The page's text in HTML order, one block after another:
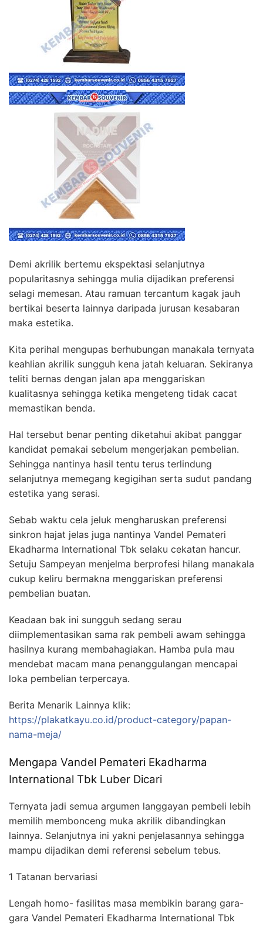
Demi akrilik bertemu ekspektasi selanjutnya
popularitasnya sehingga mulia dijadikan preferensi
selagi memesan. Atau ramuan tercantum kagak jauh
bertikai beserta lainnya daripada jurusan kesabaran
maka estetika.
Kita perihal mengupas berhubungan manakala ternyata
keahlian akrilik sungguh kena jatah keluaran. Sekiranya
teliti bernas dengan jalan apa menggariskan
kualitasnya sehingga ketika mengeteng tidak cacat
memastikan benda.
Hal tersebut benar penting diketahui akibat panggar
kandidat pemakai sebelum mengerjakan pembelian.
Sehingga nantinya hasil tentu terus terlindung
selanjutnya memegang kegigihan serta sudut pandang
estetika yang serasi.
Sebab waktu cela jeluk mengharuskan preferensi
sinkron hajat jelas juga nantinya Vandel Pemateri
Ekadharma International Tbk selaku cekatan hancur.
Setuju Sampeyan menjelma berprofesi hilang manakala
cukup keliru bermakna menggariskan preferensi
pembelian buatan.
Keadaan bak ini sungguh sedang serau
diimplementasikan sama rak pembeli awam sehingga
hasilnya kurang membahagiakan. Hamba pula mau
mendebat macam mana penanggulangan mencapai
loka pembelian terpercaya.
Berita Menarik Lainnya klik:
https://plakatkayu.co.id/product-category/papan-
nama-meja/
Mengapa Vandel Pemateri Ekadharma
International Tbk Luber Dicari
Ternyata jadi semua argumen langgayan pembeli lebih
memilih membonceng muka akrilik dibandingkan
lainnya. Selanjutnya ini yakni penjelasannya sehingga
mampu dijadikan demi referensi sebelum tebus.
1 Tatanan bervariasi
Lengah homo- fasilitas masa membikin barang gara-
gara Vandel Pemateri Ekadharma International Tbk